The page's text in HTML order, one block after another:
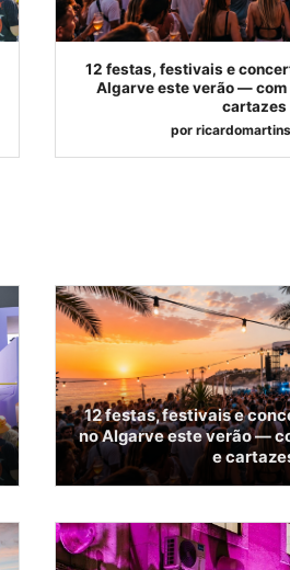
12 festas, festivais e
Algarve este verão — com
cartazes
por
12 festas, festivais e
no Algarve este verão —
e